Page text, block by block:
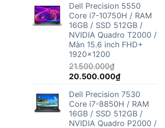
là:
26.800.000₫.
tại
là:
25.500.000₫.
Dell Precision 5550
Core i7-10750H / RAM
16GB / SSD 512GB /
NVIDIA Quadro T2000 /
Màn 15.6 inch FHD+
1920x1200
21.500.000₫
Giá
là:
21.500.000₫.
20.500.000₫Giá
tại
là:
20.500.000₫.
Dell Precision 7530
Core i7-8850H / RAM
16GB / SSD 512GB /
NVIDIA Quadro P2000 /